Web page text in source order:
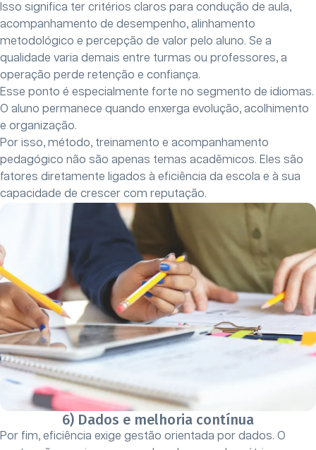
Isso significa ter critérios claros para condução de aula,
acompanhamento de desempenho, alinhamento
metodológico e percepção de valor pelo aluno. Se a
qualidade varia demais entre turmas ou professores, a
operação perde retenção e confiança.
Esse ponto é especialmente forte no segmento de idiomas.
O aluno permanece quando enxerga evolução, acolhimento
e organização.
Por isso, método, treinamento e acompanhamento
pedagógico não são apenas temas acadêmicos. Eles são
fatores diretamente ligados à eficiência da escola e à sua
capacidade de crescer com reputação.
6) Dados e melhoria contínua
Por fim, eficiência exige gestão orientada por dados. O